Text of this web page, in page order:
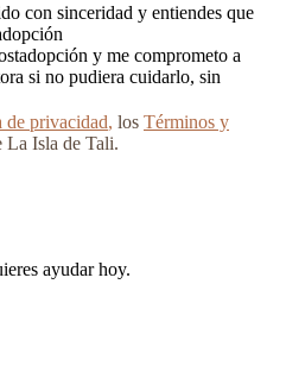
con sinceridad y entiendes que
y me comprometo a
si no pudiera cuidarlo, sin
de privacidad, los Términos y
La Isla de Tali.
ayudar hoy.